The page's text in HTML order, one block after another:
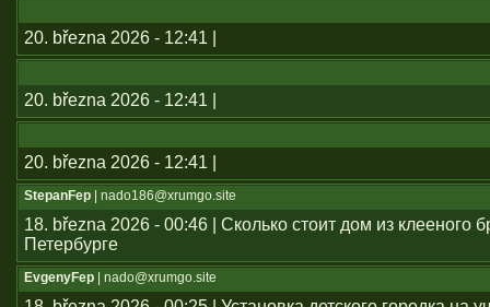
20. března 2026 - 12:41 |
20. března 2026 - 12:41 |
20. března 2026 - 12:41 |
StepanFep | nado186@xrumgo.site
18. března 2026 - 00:46 | Сколько стоит дом из клееного
Петербурге
EvgenyFep | nado@xrumgo.site